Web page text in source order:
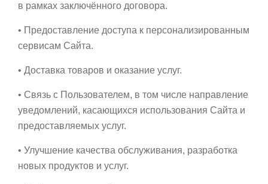
в рамках заключённого договора.
• Предоставление доступа к персонализированным
сервисам Сайта.
• Доставка товаров и оказание услуг.
• Связь с Пользователем, в том числе направление
уведомлений, касающихся использования Сайта и
предоставляемых услуг.
• Улучшение качества обслуживания, разработка
новых продуктов и услуг.